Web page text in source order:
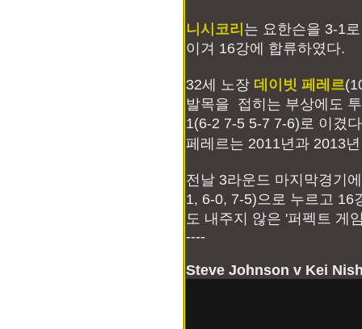
니시코리 는 요한슨을 3-1
이겨 16강에 합류하였다.
32세 노장 데이빗 페레르
발목을 접히는 부상에도
1(6-2 7-5 5-7 7-6)로 이겼
페레르는 2011년과 2013
전날 3라운드 마지막경기
1, 6-0, 7-5)으로 누르고 16
도 내주지 않은 '퍼펙트 게
----
Steve Johnson v Kei